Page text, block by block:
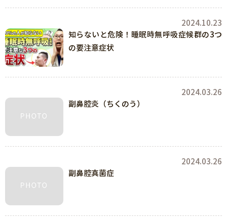
2024.10.23
知らないと危険！睡眠時無呼吸症候群の3つ
の要注意症状
2024.03.26
副鼻腔炎（ちくのう）
2024.03.26
副鼻腔真菌症